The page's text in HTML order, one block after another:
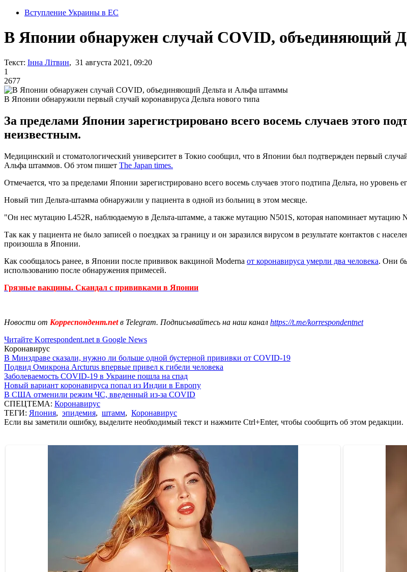
Вступление Украины в ЕС
В Японии обнаружен случай COVID, объединяющий
Текст: Інна Літвин, 31 августа 2021, 09:20
1
2677
В Японии обнаружили первый случай коронавируса Дельта нового типа
За пределами Японии зарегистрировано всего восемь случаев этого
неизвестным.
Медицинский и стоматологический университет в Токио сообщил, что в Японии был подтвержден первый
Альфа штаммов. Об этом пишет The Japan times.
Отмечается, что за пределами Японии зарегистрировано всего восемь случаев этого подтипа Дельта, но уровень
Новый тип Дельта-штамма обнаружили у пациента в одной из больниц в этом месяце.
"Он нес мутацию L452R, наблюдаемую в Дельта-штамме, а также мутацию N501S, которая напоминает
Так как у пациента не было записей о поездках за границу и он заразился вирусом в результате контактов с
произошла в Японии.
Как сообщалось ранее, в Японии после прививок вакциной Moderna от коронавируса умерли два человека. Они
использованию после обнаружения примесей.
Грязные вакцины. Скандал с прививками в Японии
Новости от Корреспондент.netв Telegram. Подписывайтесь на наш канал https://t.me/korrespondentnet
Читайте Korrespondent.net в Google News
Коронавирус
В Минздраве сказали, нужно ли больше одной бустерной прививки от COVID-19
Подвид Омикрона Arcturus впервые привел к гибели человека
Заболеваемость COVID-19 в Украине пошла на спад
Новый вариант коронавируса попал из Индии в Европу
В США отменили режим ЧС, введенный из-за COVID
СПЕЦТЕМА: Коронавирус
ТЕГИ: Япония, эпидемия, штамм, Коронавирус
Если вы заметили ошибку, выделите необходимый текст и нажмите Ctrl+Enter, чтобы сообщить об этом редакции.